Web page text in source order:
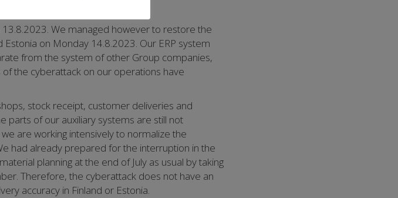
We managed however to restore the
on Monday 14.8.2023. Our ERP system
from the system of other Group companies,
the cyberattack on our operations have
stock receipt, customer deliveries and
parts of our auxiliary systems are still not
are working intensively to normalize the
had already prepared for the interruption in the
planning at the end of July as usual by taking
Therefore, the cyberattack does not have an
accuracy in Finland or Estonia.